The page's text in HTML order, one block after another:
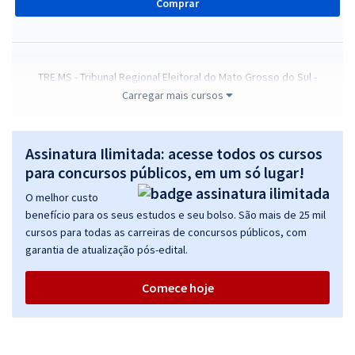
Comprar
TRE MS - Tribunal Regional Eleitoral do Mato Grosso do Sul -
Conhecimentos Básicos para o Cargo de Técnico Judiciário - Área:
R$ 239,84à vista
ou 12x de R$19,99
Economize R$ 59,96 (-20%)
Comprar
TRE MS - Tribunal Regional Eleitoral do Mato Grosso do Sul - Técnico
Judiciário - Área: Administrativa
R$ 335,84à vista
Carregar mais cursos
Assinatura Ilimitada: acesse todos os cursos
para concursos públicos, em um só lugar!
O melhor custo
benefício para os seus estudos e seu bolso. São mais de 25 mil
cursos para todas as carreiras de concursos públicos, com
garantia de atualização pós-edital.
Comece hoje